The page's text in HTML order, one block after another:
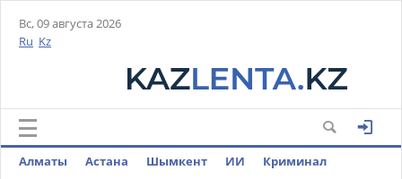
Вс, 09 августа 2026
Ru Kz
Алматы Астана Шымкент ИИ
Криминал